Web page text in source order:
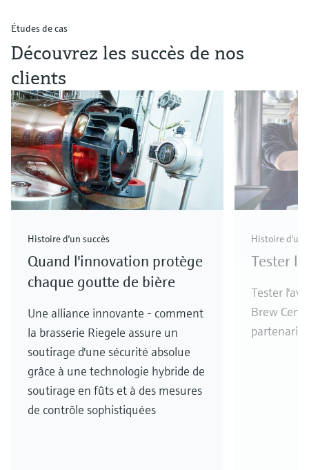
Études de cas
Découvrez les succès de nos
clients
Histoire d'un succès
Quand l'innovation protège
chaque goutte de bière
Une alliance innovante - comment
la brasserie Riegele assure un
soutirage d'une sécurité absolue
grâce à une technologie hybride de
soutirage en fûts et à des mesures
de contrôle sophistiquées
Histoire d'un
Tester
Tester
Brew